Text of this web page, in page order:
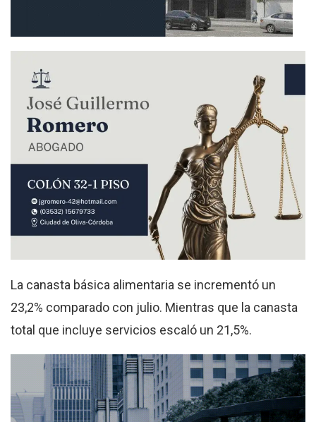
La canasta básica alimentaria se incrementó un
23,2% comparado con julio. Mientras que la canasta
total que incluye servicios escaló un 21,5%.